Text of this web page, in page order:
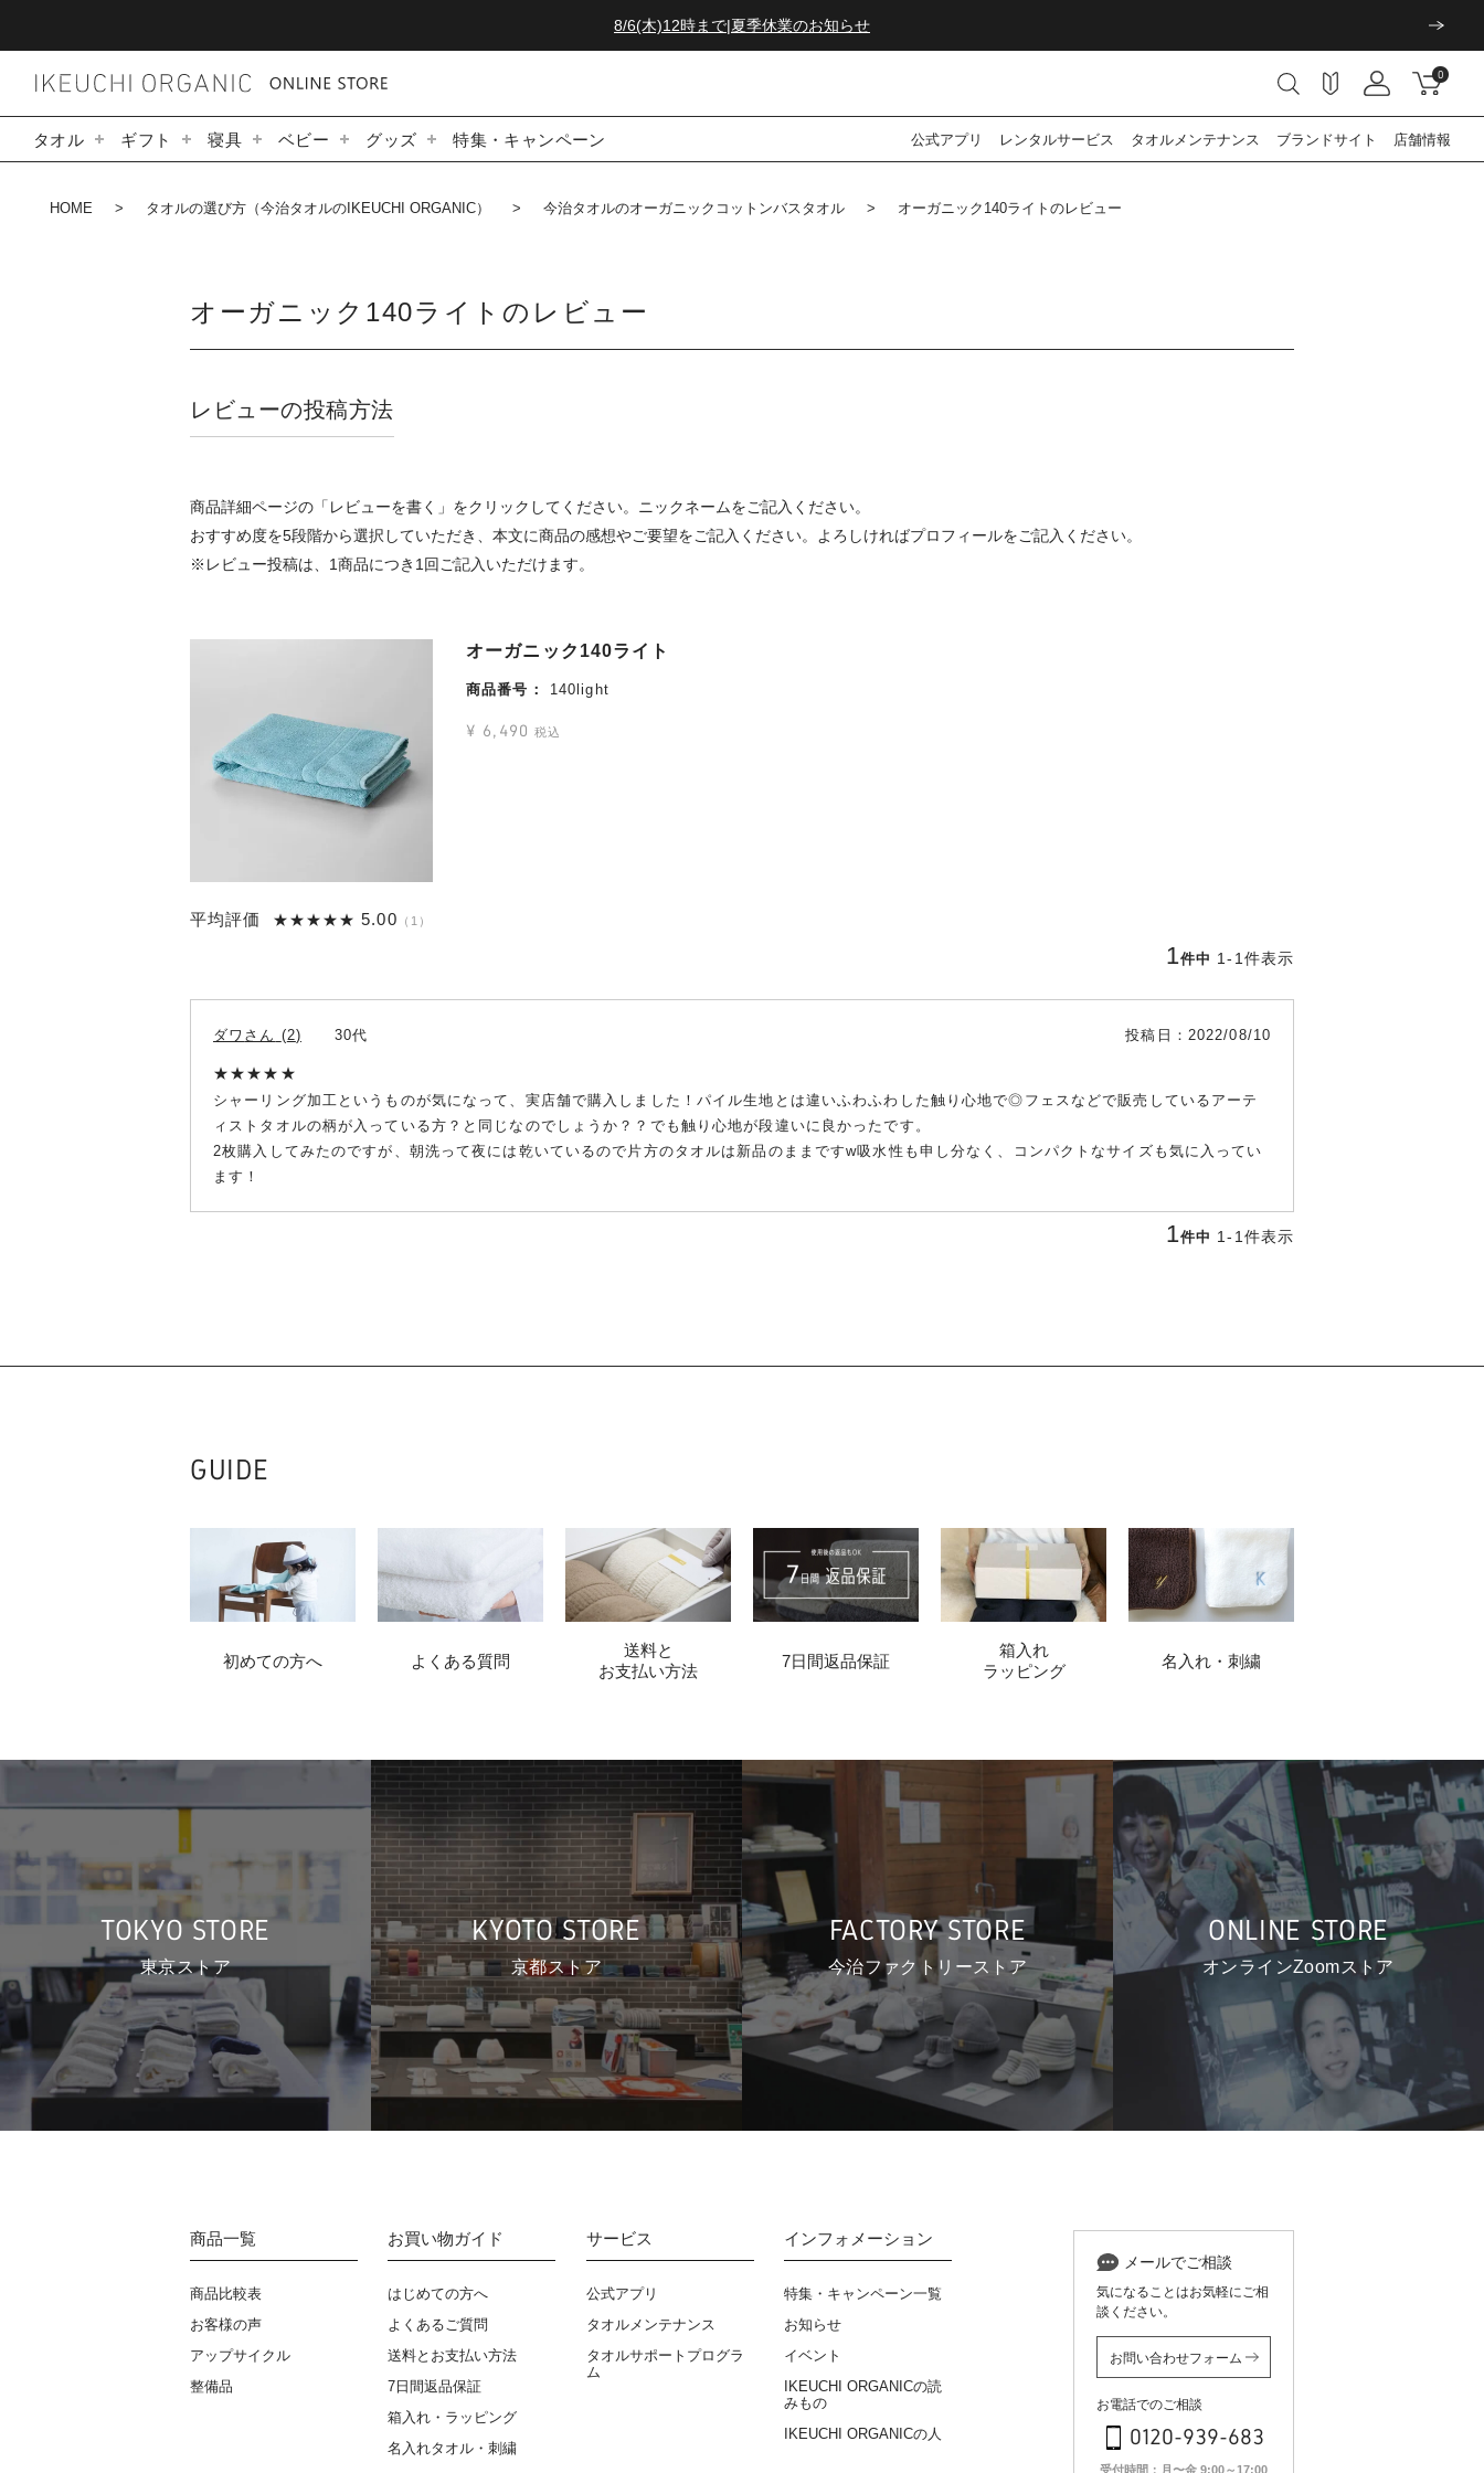
8/6(木)12時まで|夏季休業のお知らせ
0
タオル ギフト 寝具 ベビー グッズ 特集・キャンペーン 公式アプリ レンタルサービス タオル メンテナンス ブランドサイト 店舗情報
HOME タオルの選び方（今治タオルのIKEUCHI ORGANIC） 今治タオルのオーガニックコットンバスタオル オーガニック140ライトのレビュー
オーガニック140ライトのレビュー
レビューの投稿方法
商品詳細ページの「レビューを書く」をクリックしてください。ニックネームをご記入ください。
おすすめ度を5段階から選択していただき、本文に商品の感想やご要望をご記入ください。よろしければプロフィールをご記入ください。
※レビュー投稿は、1商品につき1回ご記入いただけます。
オーガニック140ライト
商品番号 140light
¥ 6,490 税込
5.00 1
1件中 1- 1 件表示
ダワ 2 30代 投稿日 2022/08/10
シャーリング加工というものが気になって、実店舗で購入しました！パイル生地とは違いふわふわした触り心地で◎フェスなどで販売しているアーテ
ィストタオルの柄が入っている方？と同じなのでしょうか？？でも触り心地が段違いに良かったです。
2枚購入してみたのですが、朝洗って夜には乾いているので片方のタオルは新品のままですw吸水性も申し分なく、コンパクトなサイズも気に入ってい
ます！
1件中 1- 1 件表示
GUIDE
初めての方へ よくある質問
送料と
お支払い方法
7日間返品保証
箱入れ
ラッピング
名入れ・刺繍
TOKYO STORE
東京ストア
KYOTO STORE
京都ストア
FACTORY STORE
今治ファクトリーストア
ONLINE STORE
オンラインZoomストア
商品一覧
商品比較表
お客様の声
アップサイクル
整備品
お買い物ガイド
はじめての方へ
よくあるご質問
送料とお支払い方法
7日間返品保証
箱入れ・ラッピング
名入れタオル・刺繍
サービス
公式アプリ
タオルメンテナンス
タオルサポートプログラ
ム
インフォメーション
特集・キャンペーン一覧
お知らせ
イベント
IKEUCHI ORGANICの読
みもの
IKEUCHI ORGANICの人
メールでご相談
気になることはお気軽にご相
談ください。
お問い合わせフォーム
お電話でのご相談
0120-939-683
受付時間：月〜金 9:00～17:00